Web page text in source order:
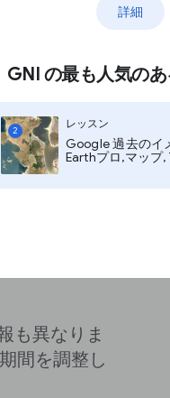
詳細
GNI の最も人気の
2
レッスン
Google 過去のイ
Earthプロ,マップ
レイアウト
を把
も異なりま
間を調整し